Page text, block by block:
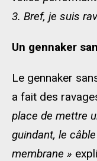
3. Bref, je suis
Un gennaker
Le gennaker
a fait des
place de mettre
guindant, le
membrane »